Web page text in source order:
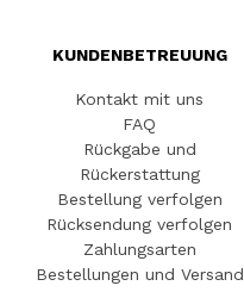
KUNDENBETREUUNG
Kontakt mit uns
FAQ
Rückgabe und
Rückerstattung
Bestellung verfolgen
Rücksendung verfolgen
Zahlungsarten
Bestellungen und Versand